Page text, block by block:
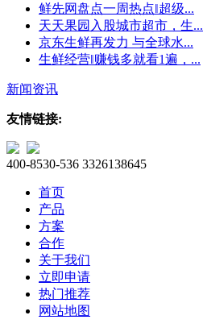
鲜先网盘点一周热点‖超级...
天天果园入股城市超市，生...
京东生鲜再发力 与全球水...
生鲜经营‖赚钱多就看1遍，...
新闻资讯
友情链接:
400-8530-536 3326138645
首页
产品
方案
合作
关于我们
立即申请
热门推荐
网站地图